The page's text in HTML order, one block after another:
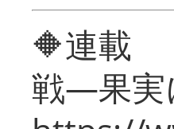
🔶連載
戦―果実